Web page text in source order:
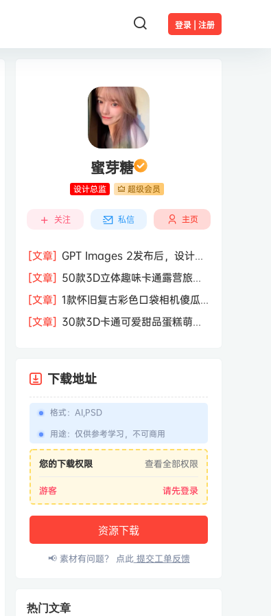
登录 | 注册
蜜芽糖
设计总监 超级会员
关注 私信 主页
[文章] GPT Images 2发布后，设计行
业的天真的塌了？
[文章] 50款3D立体趣味卡通露营旅行
度假旅游装备插图插画PNG免抠图片素
材图
[文章] 1款怀旧复古彩色口袋相机傻瓜
相机屏幕模型PSD模板样机效果图素材
[文章] 30款3D卡通可爱甜品蛋糕萌趣
下载地址
格式： AI,PSD
用途： 仅供参考学习，不可商用
您的下载权限 查看全部权限
游客 请先登录
资源下载
📢 素材有问题？ 点此提交工单反馈
热门文章